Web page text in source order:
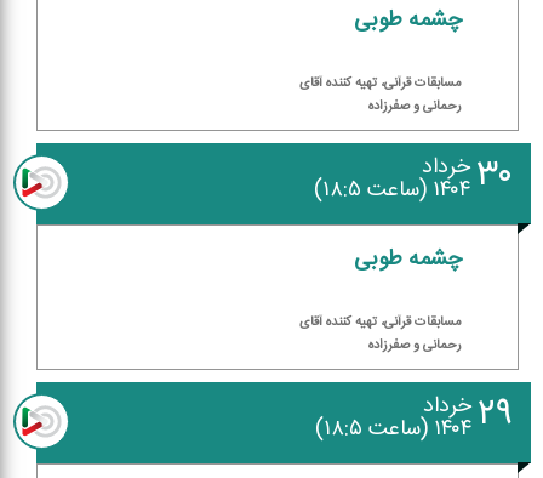
چشمه طوبی
مسابقات قرآنی، تهیه كننده آقای
رحمانی و صفرزاده
۳۰خرداد
۱۴۰۴ (ساعت ۱۸:۵)
چشمه طوبی
مسابقات قرآنی، تهیه كننده آقای
رحمانی و صفرزاده
۲۹خرداد
۱۴۰۴ (ساعت ۱۸:۵)